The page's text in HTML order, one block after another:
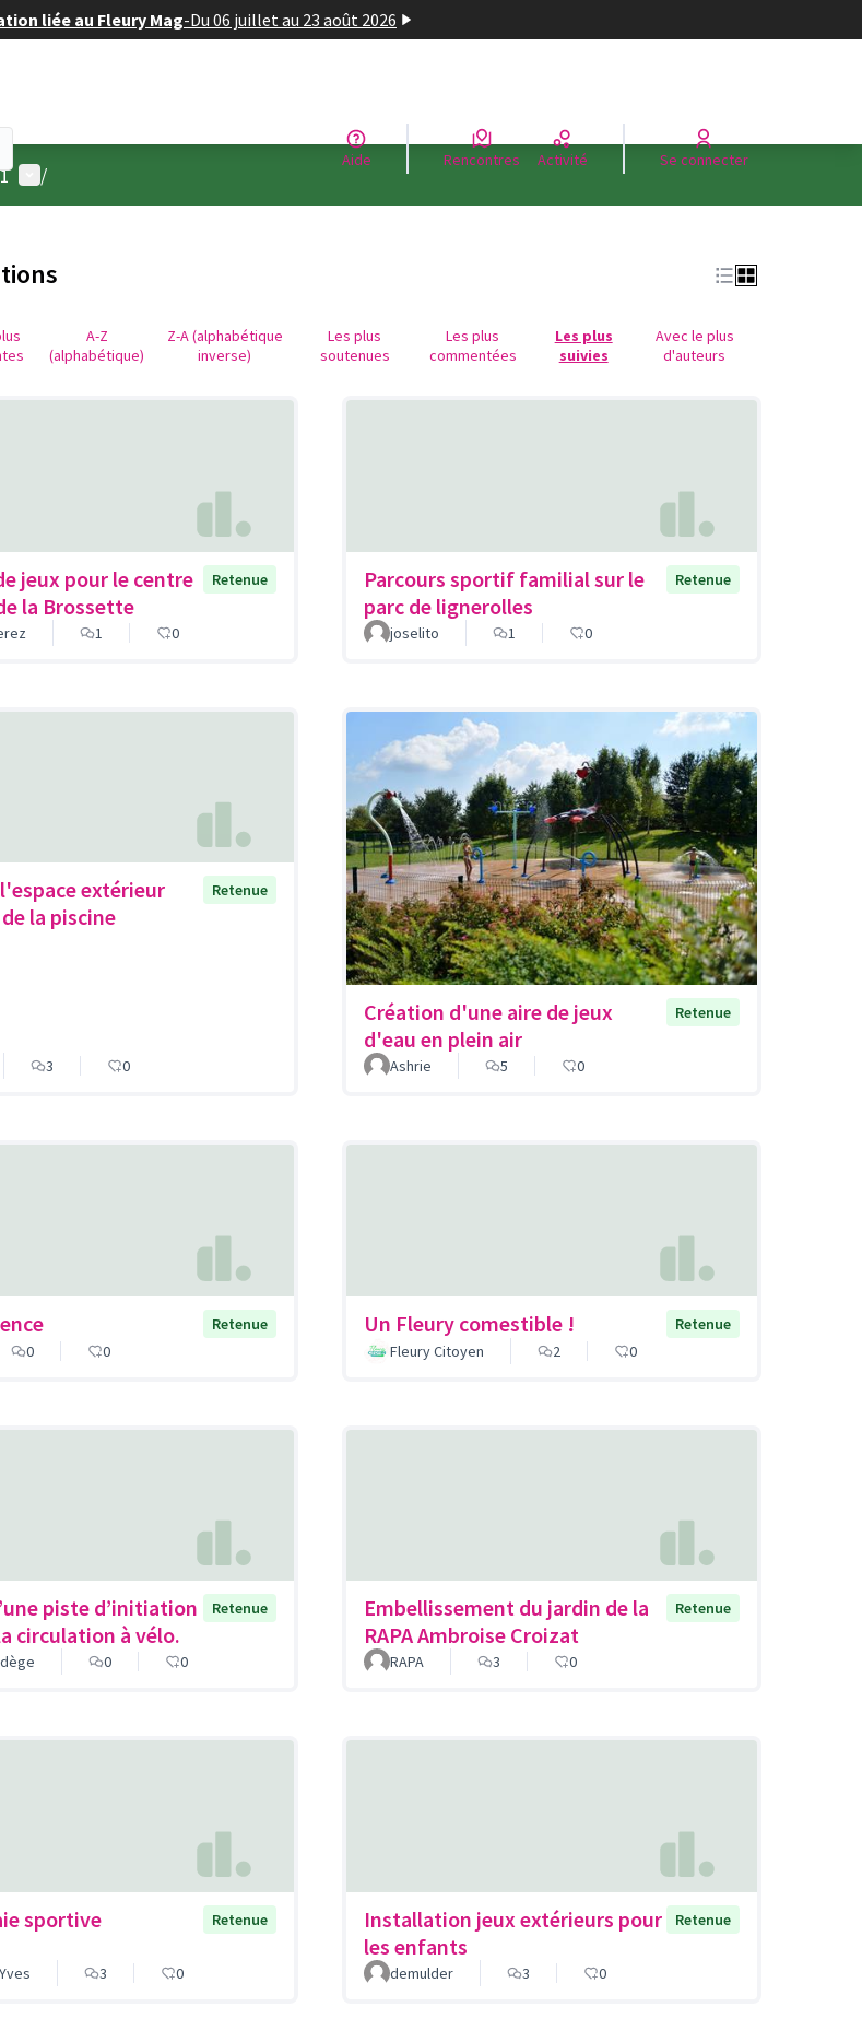
liée au Fleury Mag-Du 06 juillet au 23 août 2026
Aide Rencontres Activité Se connecter
Menu utilisateur
/
A-Z
(alphabétique)
Z-A (alphabétique
inverse)
Les plus
soutenues
Les plus
commentées
Les plus
suivies
Avec le plus
d'auteurs
jeux pour le centre
la Brossette
Retenue
1 0
Parcours sportif familial sur le
parc de lignerolles
Retenue
joselito 1 0
extérieur
la piscine
Retenue
3 0
Création d'une aire de jeux
d'eau en plein air
Retenue
Ashrie 5 0
Retenue
0 0
Un Fleury comestible !
Retenue
Fleury Citoyen
2 0
piste d’initiation
circulation à vélo.
Retenue
0 0
Embellissement du jardin de la
RAPA Ambroise Croizat
Retenue
RAPA 3 0
sportive Retenue
3 0
Installation jeux extérieurs pour
les enfants
Retenue
demulder 3 0